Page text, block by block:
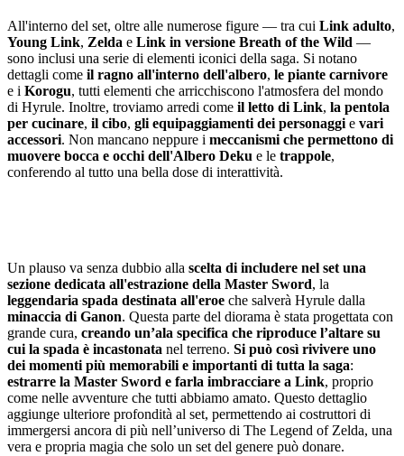
All'interno del set, oltre alle numerose figure — tra cui Link adulto,
Young Link, Zelda e Link in versione Breath of the Wild —
sono inclusi una serie di elementi iconici della saga. Si notano
dettagli come il ragno all'interno dell'albero, le piante carnivore
e i Korogu, tutti elementi che arricchiscono l'atmosfera del mondo
di Hyrule. Inoltre, troviamo arredi come il letto di Link, la pentola
per cucinare, il cibo, gli equipaggiamenti dei personaggi e vari
accessori. Non mancano neppure i meccanismi che permettono di
muovere bocca e occhi dell'Albero Deku e le trappole,
conferendo al tutto una bella dose di interattività.
Un plauso va senza dubbio alla scelta di includere nel set una
sezione dedicata all'estrazione della Master Sword, la
leggendaria spada destinata all'eroe che salverà Hyrule dalla
minaccia di Ganon. Questa parte del diorama è stata progettata con
grande cura, creando un’ala specifica che riproduce l’altare su
cui la spada è incastonata nel terreno. Si può così rivivere uno
dei momenti più memorabili e importanti di tutta la saga:
estrarre la Master Sword e farla imbracciare a Link, proprio
come nelle avventure che tutti abbiamo amato. Questo dettaglio
aggiunge ulteriore profondità al set, permettendo ai costruttori di
immergersi ancora di più nell’universo di The Legend of Zelda, una
vera e propria magia che solo un set del genere può donare.